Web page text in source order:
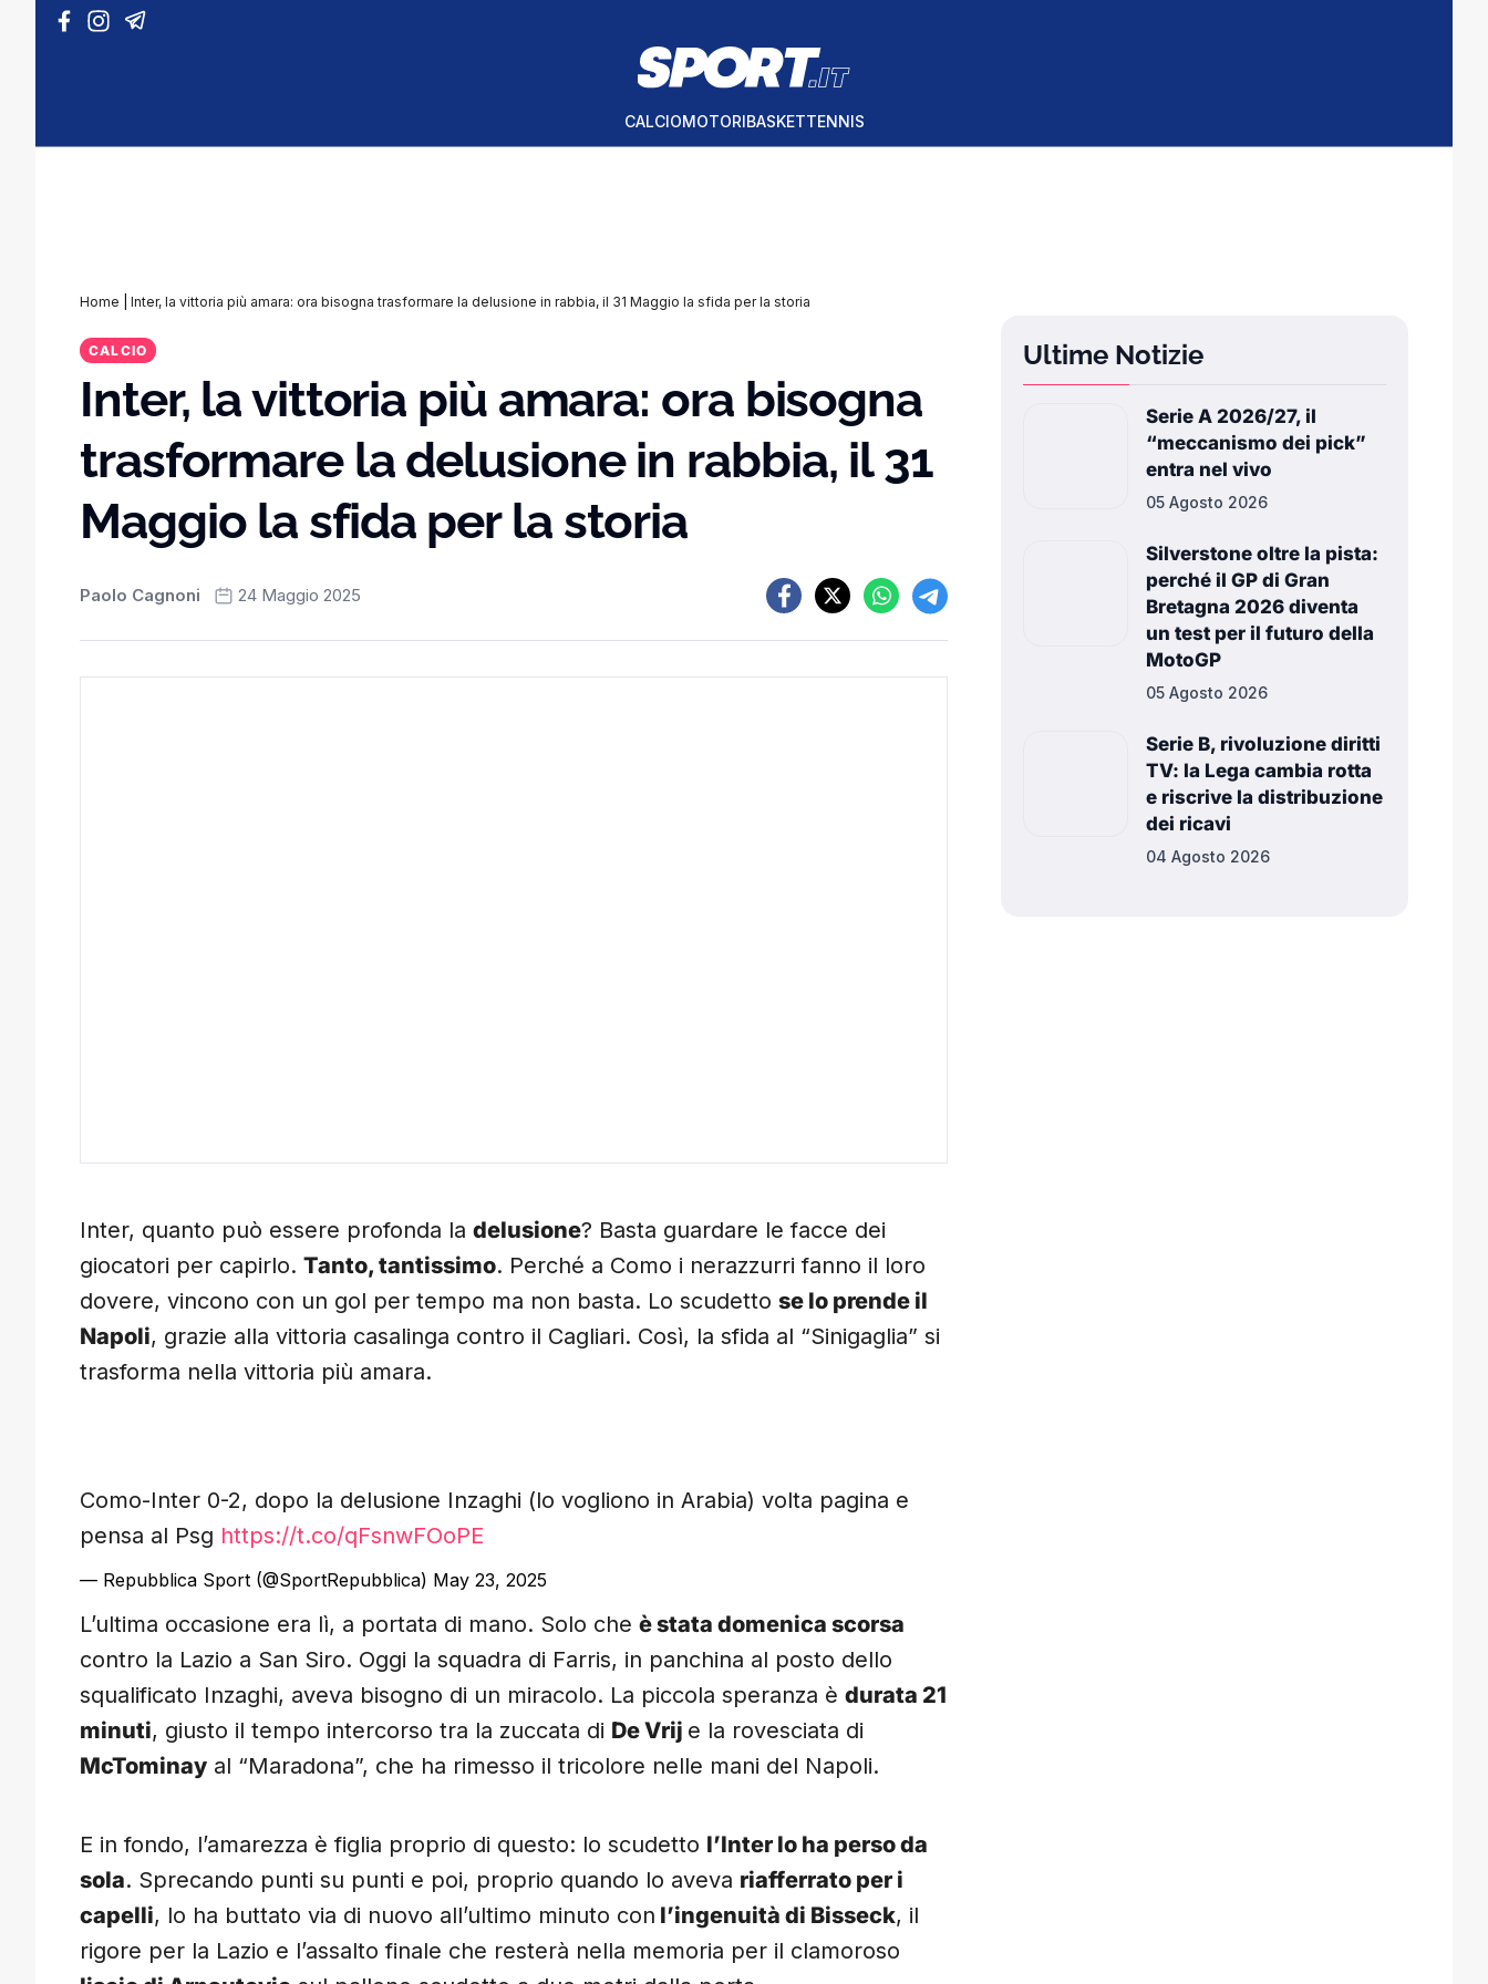
Vai al contenuto
CALCIOMOTORIBASKETTENNIS
Home Inter, la vittoria più amara: ora bisogna trasformare la delusione in rabbia, il 31 Maggio la sfida per la storia
CALCIO
Inter, la vittoria più amara: ora bisogna
trasformare la delusione in rabbia, il 31
Maggio la sfida per la storia
Paolo Cagnoni 24 Maggio 2025
Inter, quanto può essere profonda la delusione? Basta guardare le facce dei
giocatori per capirlo. Tanto, tantissimo. Perché a Como i nerazzurri fanno il loro
dovere, vincono con un gol per tempo ma non basta. Lo scudetto se lo prende il
Napoli, grazie alla vittoria casalinga contro il Cagliari. Così, la sfida al “Sinigaglia” si
trasforma nella vittoria più amara.
Como-Inter 0-2, dopo la delusione Inzaghi (lo vogliono in Arabia) volta pagina e
pensa al Psg https://t.co/qFsnwFOoPE
— Repubblica Sport (@SportRepubblica) May 23, 2025
L’ultima occasione era lì, a portata di mano. Solo che è stata domenica scorsa
contro la Lazio a San Siro. Oggi la squadra di Farris, in panchina al posto dello
squalificato Inzaghi, aveva bisogno di un miracolo. La piccola speranza è durata 21
minuti, giusto il tempo intercorso tra la zuccata di De Vrij e la rovesciata di
McTominay al “Maradona”, che ha rimesso il tricolore nelle mani del Napoli.
E in fondo, l’amarezza è figlia proprio di questo: lo scudetto l’Inter lo ha perso da
sola. Sprecando punti su punti e poi, proprio quando lo aveva riafferrato per i
capelli, lo ha buttato via di nuovo all’ultimo minuto con l’ingenuità di Bisseck, il
rigore per la Lazio e l’assalto finale che resterà nella memoria per il clamoroso
Ultime Notizie
Serie A 2026/27, il
“meccanismo dei pick”
entra nel vivo
05 Agosto 2026
Silverstone oltre la pista:
perché il GP di Gran
Bretagna 2026 diventa
un test per il futuro della
MotoGP
05 Agosto 2026
Serie B, rivoluzione diritti
TV: la Lega cambia rotta
e riscrive la distribuzione
dei ricavi
04 Agosto 2026